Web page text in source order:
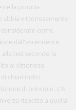
nella propria
abbia vittoriosamente
come
dall'ascendente.
tesi secondo la
al vittorioso
chiari indici
di principio. L'A.
rispetto a quella